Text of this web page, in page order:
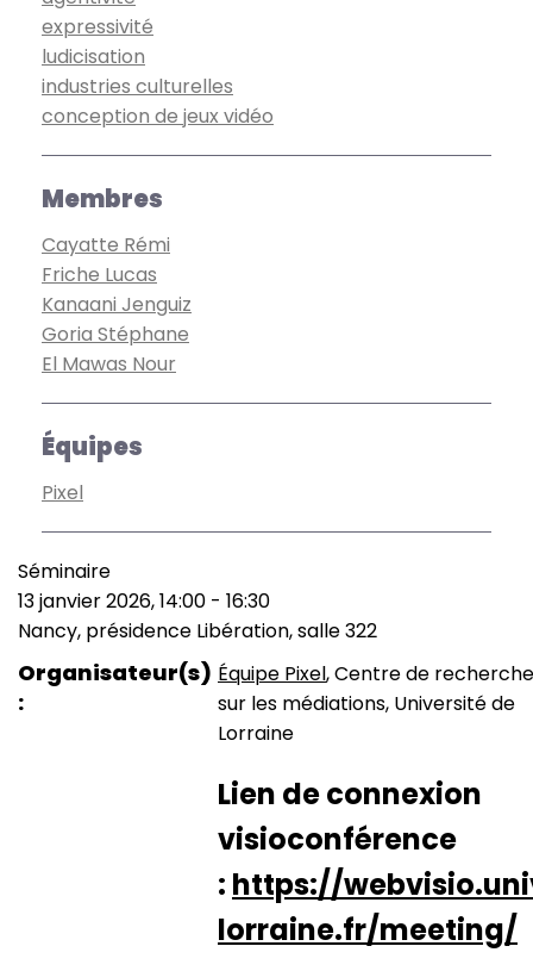
expressivité
ludicisation
industries culturelles
conception de jeux vidéo
Membres
Cayatte Rémi
Friche Lucas
Kanaani Jenguiz
Goria Stéphane
El Mawas Nour
Équipes
Pixel
Type
de
manifestation
Séminaire
Date
(smart)
13 janvier 2026, 14:00 - 16:30
Lieu
Nancy, présidence Libération, salle 322
Organisateur(s) Équipe Pixel, Centre de recherche
sur les médiations, Université de
Lorraine
Lien de connexion
visioconférence
: https://
lorraine.fr/meeting/